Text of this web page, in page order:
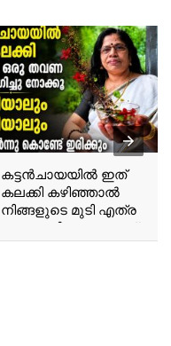
കട്ടൻചായയിൽ ഇത്
കലക്കി കഴിഞ്ഞാൽ
നിങ്ങളുടെ മുടി എത്ര
നരച്ച മുടിയും കറുത്ത്
കിട്ടും Once you mix this